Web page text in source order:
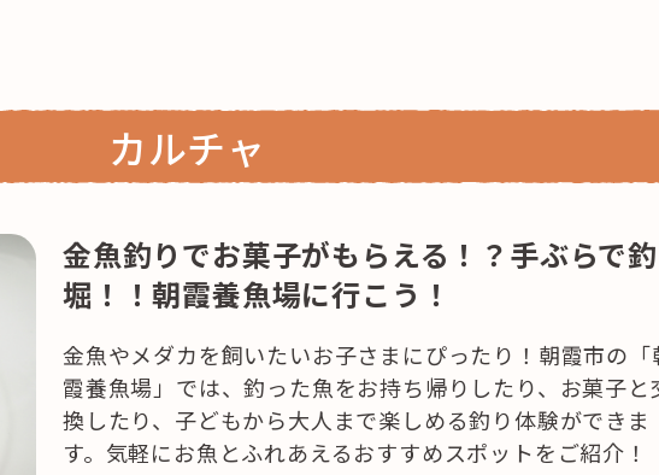
暮らし
学び・教育
これからの
カルチャ
金魚釣りでお菓子がもらえる！？手ぶらで
堀！！朝霞養魚場に行こう！
金魚やメダカを飼いたいお子さまにぴったり！朝霞市の「
霞養魚場」では、釣った魚をお持ち帰りしたり、お菓子と
換したり、子どもから大人まで楽しめる釣り体験ができま
す。気軽にお魚とふれあえるおすすめスポットをご紹介！